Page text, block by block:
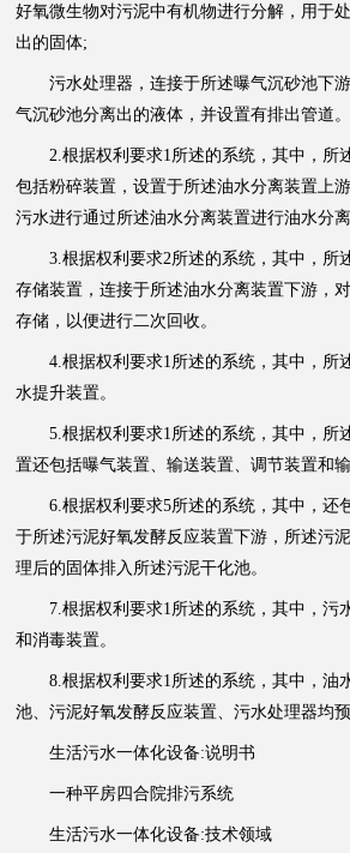
好氧微生物对污泥中有机物进行分解，用于
出的固体;
污水处理器，连接于所述曝气沉砂池下游
气沉砂池分离出的液体，并设置有排出管道。
2.根据权利要求1所述的系统，其中，所
包括粉碎装置，设置于所述油水分离装置上
污水进行通过所述油水分离装置进行油水分离
3.根据权利要求2所述的系统，其中，所
存储装置，连接于所述油水分离装置下游，
存储，以便进行二次回收。
4.根据权利要求1所述的系统，其中，所
水提升装置。
5.根据权利要求1所述的系统，其中，所
置还包括曝气装置、输送装置、调节装置和输
6.根据权利要求5所述的系统，其中，还
于所述污泥好氧发酵反应装置下游，所述污
理后的固体排入所述污泥干化池。
7.根据权利要求1所述的系统，其中，污
和消毒装置。
8.根据权利要求1所述的系统，其中，油
池、污泥好氧发酵反应装置、污水处理器均
生活污水一体化设备:说明书
一种平房四合院排污系统
生活污水一体化设备:技术领域